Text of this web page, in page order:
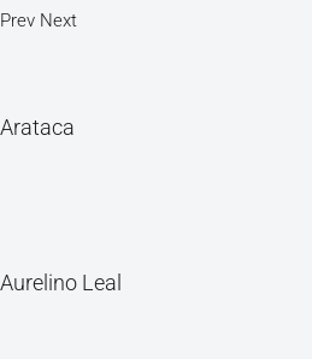
Prev Next
Arataca
Aurelino Leal